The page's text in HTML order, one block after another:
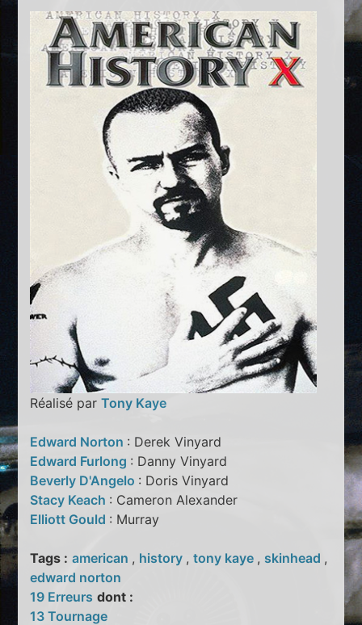
Réalisé parTony Kaye
Edward Norton : Derek Vinyard
Edward Furlong : Danny Vinyard
Beverly D'Angelo : Doris Vinyard
Stacy Keach : Cameron Alexander
Elliott Gould : Murray
Tags : american , history ,tony kaye , skinhead ,
edward norton
19 Erreurs dont :
13 Tournage